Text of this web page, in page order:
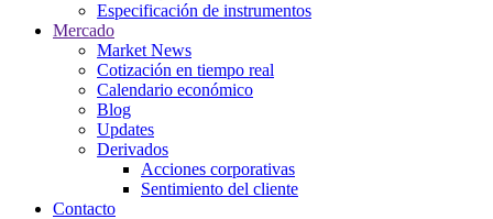
Especificación de instrumentos
Mercado
Market News
Cotización en tiempo real
Calendario económico
Blog
Updates
Derivados
Acciones corporativas
Sentimiento del cliente
Contacto